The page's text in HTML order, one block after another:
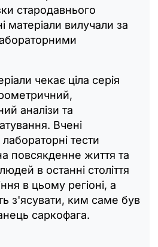
стародавнього
матеріали вилучали за
чекає ціла серія
аналізи та
Вчені
тести
повсякденне життя та
в останні століття
в цьому регіоні, а
з'ясувати, ким саме був
саркофага.